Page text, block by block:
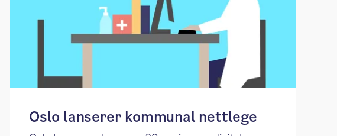
Oslo lanserer kommunal nettlege